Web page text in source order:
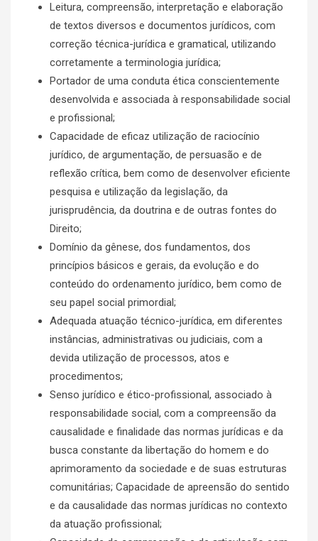
Leitura, compreensão, interpretação e elaboração
de textos diversos e documentos jurídicos, com
correção técnica-jurídica e gramatical, utilizando
corretamente a terminologia jurídica;
Portador de uma conduta ética conscientemente
desenvolvida e associada à responsabilidade social
e profissional;
Capacidade de eficaz utilização de raciocínio
jurídico, de argumentação, de persuasão e de
reflexão crítica, bem como de desenvolver eficiente
pesquisa e utilização da legislação, da
jurisprudência, da doutrina e de outras fontes do
Direito;
Domínio da gênese, dos fundamentos, dos
princípios básicos e gerais, da evolução e do
conteúdo do ordenamento jurídico, bem como de
seu papel social primordial;
Adequada atuação técnico-jurídica, em diferentes
instâncias, administrativas ou judiciais, com a
devida utilização de processos, atos e
procedimentos;
Senso jurídico e ético-profissional, associado à
responsabilidade social, com a compreensão da
causalidade e finalidade das normas jurídicas e da
busca constante da libertação do homem e do
aprimoramento da sociedade e de suas estruturas
comunitárias; Capacidade de apreensão do sentido
e da causalidade das normas jurídicas no contexto
da atuação profissional;